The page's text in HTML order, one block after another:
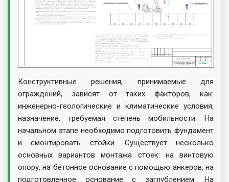
Конструктивные решения, принимаемые для
ограждений, зависят от таких факторов, как:
инженерно-геологические и климатические условия,
назначение, требуемая степень мобильности. На
начальном этапе необходимо подготовить фундамент
и смонтировать стойки. Существует несколько
основных вариантов монтажа стоек: на винтовую
опору, на бетонное основание с помощью анкеров, на
подготовленное основание с заглублением. На